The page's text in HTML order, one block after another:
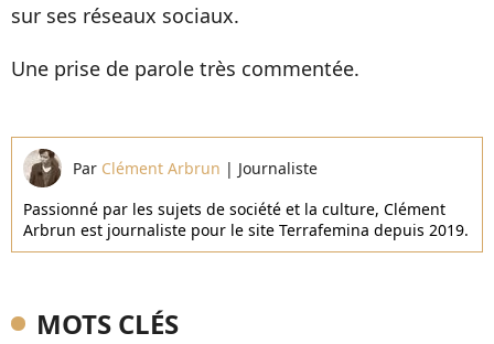
sur ses réseaux sociaux.
Une prise de parole très commentée.
Par Clément Arbrun | Journaliste
Passionné par les sujets de société et la culture, Clément
Arbrun est journaliste pour le site Terrafemina depuis 2019.
MOTS CLÉS